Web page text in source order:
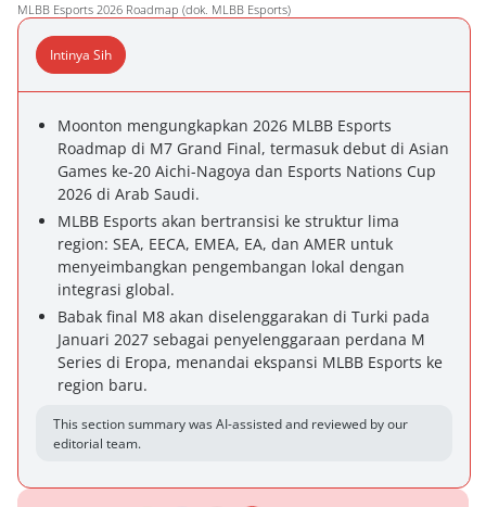
MLBB Esports 2026 Roadmap (dok. MLBB Esports)
Intinya Sih
Moonton mengungkapkan 2026 MLBB Esports
Roadmap di M7 Grand Final, termasuk debut di Asian
Games ke-20 Aichi-Nagoya dan Esports Nations Cup
2026 di Arab Saudi.
MLBB Esports akan bertransisi ke struktur lima
region: SEA, EECA, EMEA, EA, dan AMER untuk
menyeimbangkan pengembangan lokal dengan
integrasi global.
Babak final M8 akan diselenggarakan di Turki pada
Januari 2027 sebagai penyelenggaraan perdana M
Series di Eropa, menandai ekspansi MLBB Esports ke
region baru.
This section summary was AI-assisted and reviewed by our
editorial team.